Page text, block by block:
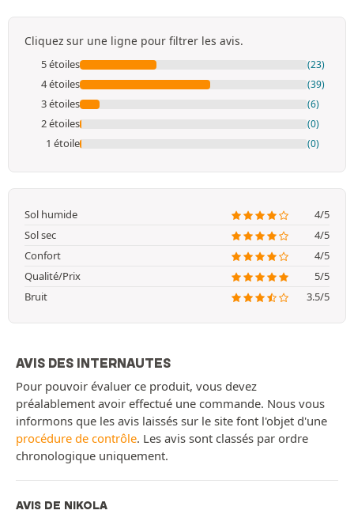
Cliquez sur une ligne pour filtrer les avis.
5 étoiles (23)
4 étoiles (39)
3 étoiles (6)
2 étoiles (0)
1 étoile (0)
Sol humide
4/5
Sol sec
4/5
Confort
4/5
Qualité/Prix
5/5
Bruit
3.5/5
AVIS DES INTERNAUTES
Pour pouvoir évaluer ce produit, vous devez
préalablement avoir effectué une commande. Nous vous
informons que les avis laissés sur le site font l'objet d'une
procédure de contrôle. Les avis sont classés par ordre
chronologique uniquement.
AVIS DE NIKOLA